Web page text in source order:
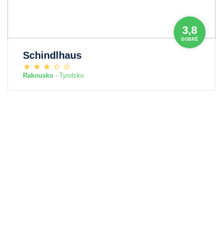
3,8
DOBRÉ
Schindlhaus
Rakousko - Tyrolsko